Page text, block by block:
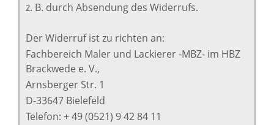
z. B. durch Absendung des Widerrufs.
Der Widerruf ist zu richten an:
Fachbereich Maler und Lackierer -MBZ- im HBZ
Brackwede e. V.,
Arnsberger Str. 1
D-33647 Bielefeld
Telefon: + 49 (0521) 9 42 84 11